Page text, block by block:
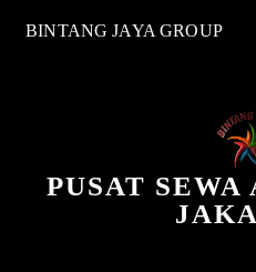
BINTANG JAYA GROUP
PUSAT